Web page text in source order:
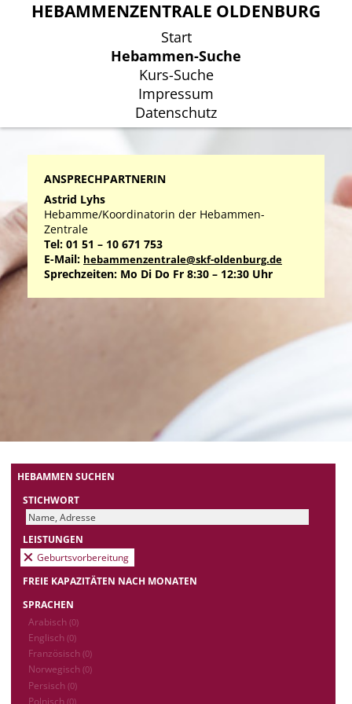
HEBAMMENZENTRALE OLDENBURG
Start
Hebammen-Suche
Kurs-Suche
Impressum
Datenschutz
HEBAMMENZENTRALE OLDENBURG
Start
Hebammen-Suche
Kurs-Suche
Impressum
Datenschutz
ANSPRECHPARTNERIN
Astrid Lyhs
Hebamme/Koordinatorin der Hebammen-
Zentrale
Tel: 01 51 – 10 671 753
E-Mail: hebammenzentrale@skf-oldenburg.de
Sprechzeiten: Mo Di Do Fr 8:30 – 12:30 Uhr
HEBAMMEN SUCHEN
STICHWORT
LEISTUNGEN
Geburtsvorbereitung
FREIE KAPAZITÄTEN NACH MONATEN
SPRACHEN
Arabisch (0)
Englisch (0)
Französisch (0)
Norwegisch (0)
Persisch (0)
Polnisch (0)